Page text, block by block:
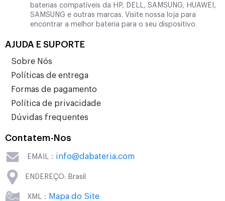
baterias compatíveis da HP, DELL, SAMSUNG, HUAWEI,
SAMSUNG e outras marcas. Visite nossa loja para
encontrar a melhor bateria para o seu dispositivo.
AJUDA E SUPORTE
Sobre Nós
Políticas de entrega
Formas de pagamento
Política de privacidade
Dúvidas frequentes
Contatem-Nos
EMAIL： info@dabateria.com
ENDEREÇO: Brasil
XML： Mapa do Site